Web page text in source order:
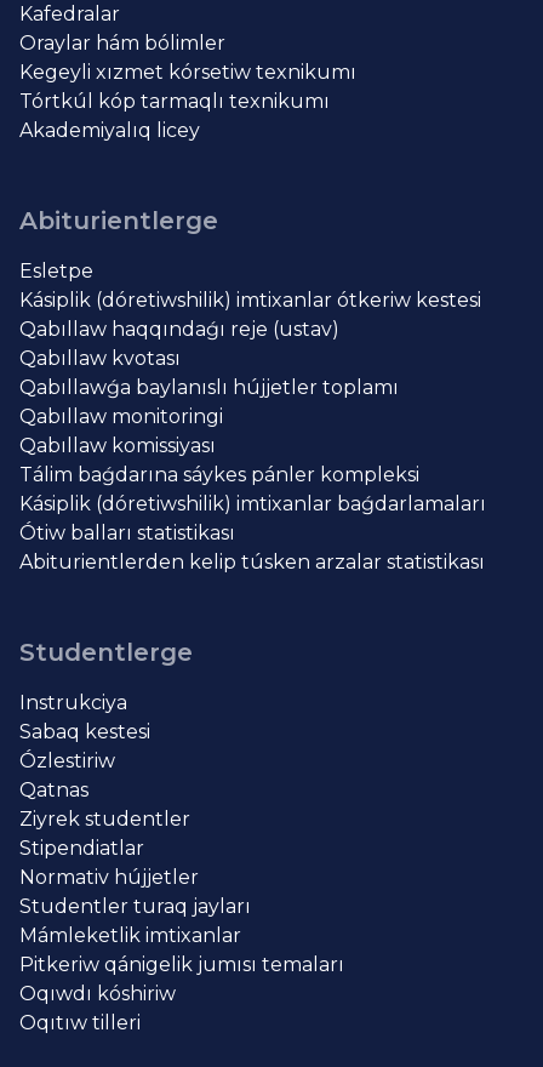
Kafedralar
Oraylar hám bólimler
Kegeyli xızmet kórsetiw texnikumı
Tórtkúl kóp tarmaqlı texnikumı
Akademiyalıq licey
Abiturientlerge
Esletpe
Kásiplik (dóretiwshilik) imtixanlar ótkeriw kestesi
Qabıllaw haqqındaǵı reje (ustav)
Qabıllaw kvotası
Qabıllawǵa baylanıslı hújjetler toplamı
Qabıllaw monitoringi
Qabıllaw komissiyası
Tálim baǵdarına sáykes pánler kompleksi
Kásiplik (dóretiwshilik) imtixanlar baǵdarlamaları
Ótiw balları statistikası
Abiturientlerden kelip túsken arzalar statistikası
Studentlerge
Instrukciya
Sabaq kestesi
Ózlestiriw
Qatnas
Ziyrek studentler
Stipendiatlar
Normativ hújjetler
Studentler turaq jayları
Mámleketlik imtixanlar
Pitkeriw qánigelik jumısı temaları
Oqıwdı kóshiriw
Oqıtıw tilleri